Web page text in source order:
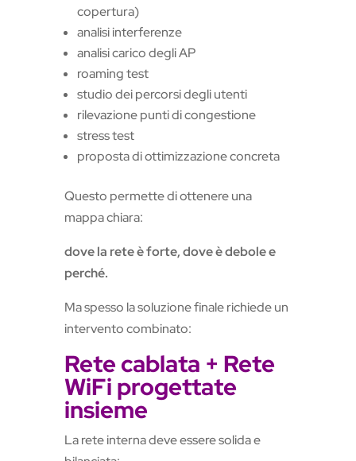
copertura)
analisi interferenze
analisi carico degli AP
roaming test
studio dei percorsi degli utenti
rilevazione punti di congestione
stress test
proposta di ottimizzazione concreta
Questo permette di ottenere una
mappa chiara:
dove la rete è forte, dove è debole e
perché.
Ma spesso la soluzione finale richiede un
intervento combinato:
Rete cablata + Rete
WiFi progettate
insieme
La rete interna deve essere solida e